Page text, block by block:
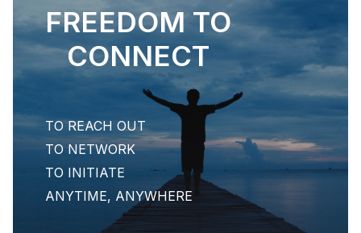
FREEDOM TO
CONNECT
TO REACH OUT
TO NETWORK
TO INITIATE
ANYTIME, ANYWHERE